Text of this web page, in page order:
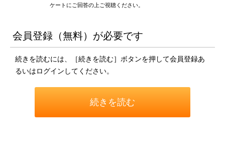
ケートにご回答の上ご視聴ください。
会員登録（無料）が必要です
続きを読むには、［続きを読む］ボタンを押して会員登録あ
るいはログインしてください。
続きを読む